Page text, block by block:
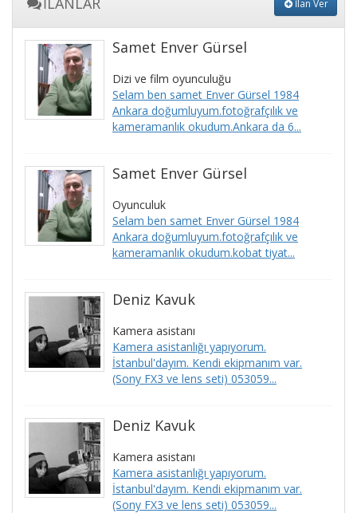
İlan Ver
Samet Enver Gürsel
Dizi ve film oyunculuğu
Selam ben samet Enver Gürsel 1984
Ankara doğumluyum.fotoğrafçılık ve
kameramanlık okudum.Ankara da 6...
Samet Enver Gürsel
Oyunculuk
Selam ben samet Enver Gürsel 1984
Ankara doğumluyum.fotoğrafçılık ve
kameramanlık okudum.kobat tiyat...
Deniz Kavuk
Kamera asistanı
Kamera asistanlığı yapıyorum.
İstanbul'dayım. Kendi ekipmanım var.
(Sony FX3 ve lens seti) 053059...
Deniz Kavuk
Kamera asistanı
Kamera asistanlığı yapıyorum.
İstanbul'dayım. Kendi ekipmanım var.
(Sony FX3 ve lens seti) 053059...